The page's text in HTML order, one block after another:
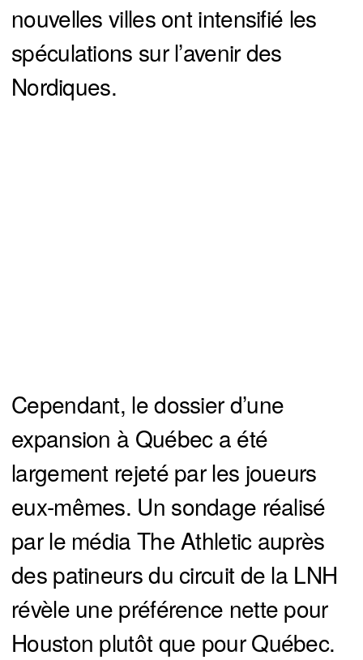
nouvelles villes ont intensifié les
spéculations sur l’avenir des
Nordiques.
Cependant, le dossier d’une
expansion à Québec a été
largement rejeté par les joueurs
eux-mêmes. Un sondage réalisé
par le média The Athletic auprès
des patineurs du circuit de la LNH
révèle une préférence nette pour
Houston plutôt que pour Québec.